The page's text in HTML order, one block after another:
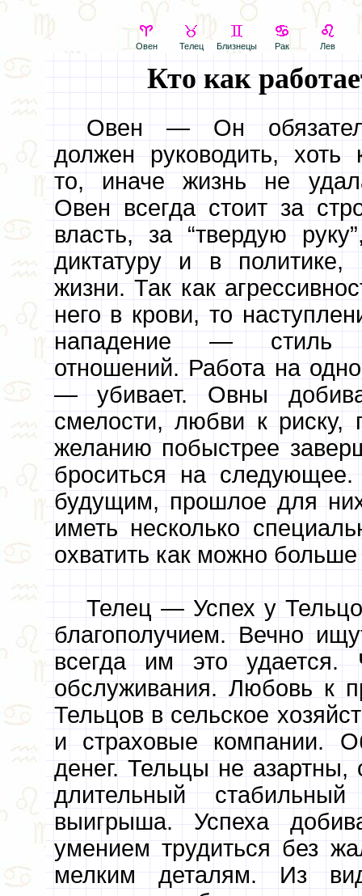
Овен Телец Близнецы Рак Лев
Кто как
Овен — Он
должен руководить, хоть
то, иначе жизнь не
Овен всегда стоит за
власть, за “твердую
диктатуру и в
жизни. Так как
него в крови, то
нападение — стиль
отношений. Работа на
— убивает. Овны
смелости, любви к риску,
желанию побыстрее
броситься на
будущим, прошлое для
иметь несколько
охватить как можно
Телец — Успех у
благополучием. Вечно
всегда им это
обслуживания. Любовь к
Тельцов в сельское
и страховые компании.
денег. Тельцы не азартны,
длительный
выигрыша. Успеха
умением трудиться без
мелким деталям. Из